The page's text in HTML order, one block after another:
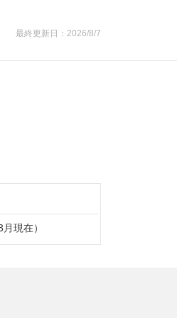
最終更新日：2026/8/7
現在）